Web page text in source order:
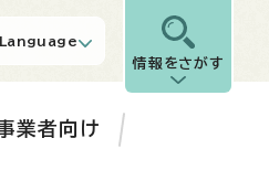
Language
情報をさがす
業者向け